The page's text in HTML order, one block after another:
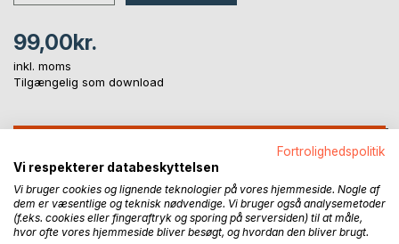
99,00kr.
inkl. moms
Tilgængelig som download
Føj til ønskeliste
Anmeld titel
Fortrolighedspolitik
Vi respekterer databeskyttelsen
Vi bruger cookies og lignende teknologier på vores hjemmeside. Nogle af
dem er væsentlige og teknisk nødvendige. Vi bruger også analysemetoder
(f.eks. cookies eller fingeraftryk og sporing på serversiden) til at måle,
hvor ofte vores hjemmeside bliver besøgt, og hvordan den bliver brugt.